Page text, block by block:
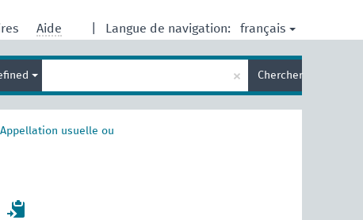
Langue de navigation: français
Aide
terme
de
recherche
× Chercher
Appellation usuelle ou